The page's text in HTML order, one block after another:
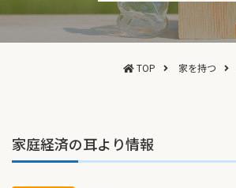
TOP 家を持つ
家庭経済の耳より情報